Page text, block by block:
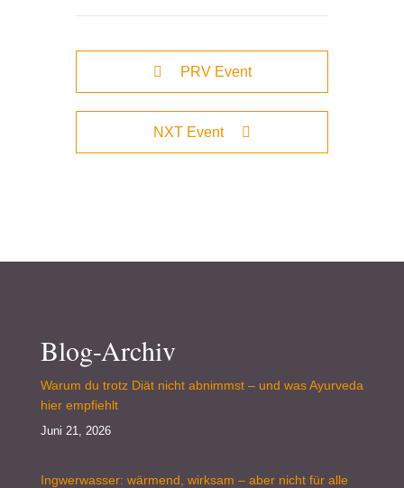
PRV Event
NXT Event
Blog-Archiv
Warum du trotz Diät nicht abnimmst – und was Ayurveda
hier empfiehlt
Juni 21, 2026
Ingwerwasser: wärmend, wirksam – aber nicht für alle